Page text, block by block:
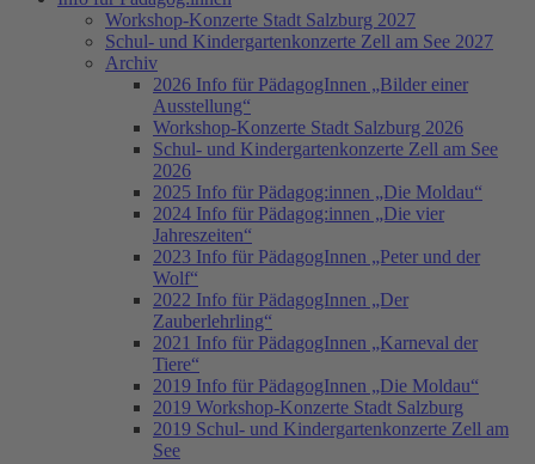
Workshop-Konzerte Stadt Salzburg 2027
Schul- und Kindergartenkonzerte Zell am See 2027
Archiv
2026 Info für PädagogInnen „Bilder einer
Ausstellung“
Workshop-Konzerte Stadt Salzburg 2026
Schul- und Kindergartenkonzerte Zell am See
2026
2025 Info für Pädagog:innen „Die Moldau“
2024 Info für Pädagog:innen „Die vier
Jahreszeiten“
2023 Info für PädagogInnen „Peter und der
Wolf“
2022 Info für PädagogInnen „Der
Zauberlehrling“
2021 Info für PädagogInnen „Karneval der
Tiere“
2019 Info für PädagogInnen „Die Moldau“
2019 Workshop-Konzerte Stadt Salzburg
2019 Schul- und Kindergartenkonzerte Zell am
See